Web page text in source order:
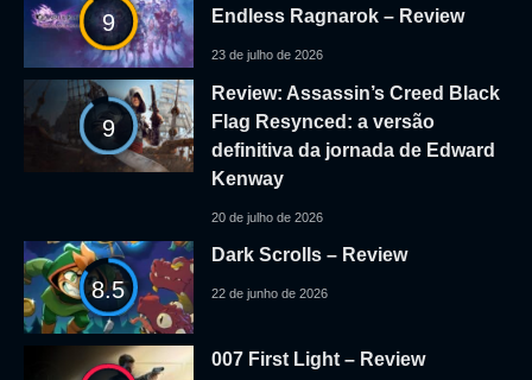
9
Endless Ragnarok – Review
23 de julho de 2026
9
Review: Assassin’s Creed Black
Flag Resynced: a versão
definitiva da jornada de Edward
Kenway
20 de julho de 2026
8.5
Dark Scrolls – Review
22 de junho de 2026
007 First Light – Review